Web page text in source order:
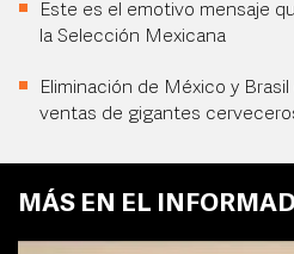
Este es el emotivo mensaje
la Selección Mexicana
Eliminación de México y
ventas de gigantes
MÁS EN EL